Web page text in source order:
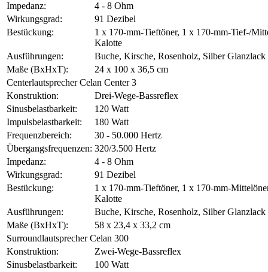
Impedanz:
4 - 8 Ohm
Wirkungsgrad:
91 Dezibel
Bestückung:
1 x 170-mm-Tieftöner, 1 x 170-mm-Tief-/
Kalotte
Ausführungen:
Buche, Kirsche, Rosenholz, Silber Glanzlack
Maße (BxHxT):
24 x 100 x 36,5 cm
Centerlautsprecher Celan Center 3
Konstruktion:
Drei-Wege-Bassreflex
Sinusbelastbarkeit:
120 Watt
Impulsbelastbarkeit:
180 Watt
Frequenzbereich:
30 - 50.000 Hertz
Übergangsfrequenzen: 320/3.500 Hertz
Impedanz:
4 - 8 Ohm
Wirkungsgrad:
91 Dezibel
Bestückung:
1 x 170-mm-Tieftöner, 1 x 170-mm-
Kalotte
Ausführungen:
Buche, Kirsche, Rosenholz, Silber Glanzlack
Maße (BxHxT):
58 x 23,4 x 33,2 cm
Surroundlautsprecher Celan 300
Konstruktion:
Zwei-Wege-Bassreflex
Sinusbelastbarkeit:
100 Watt